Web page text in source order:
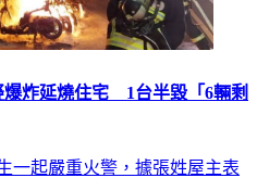
炸延燒住宅 1台半毀「6輛剩
一起嚴重火警，據張姓屋主表